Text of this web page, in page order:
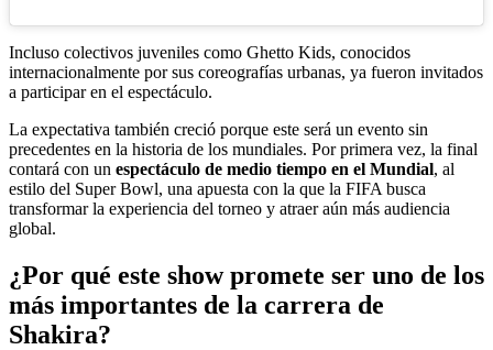
Incluso colectivos juveniles como Ghetto Kids, conocidos
internacionalmente por sus coreografías urbanas, ya fueron invitados
a participar en el espectáculo.
La expectativa también creció porque este será un evento sin
precedentes en la historia de los mundiales. Por primera vez, la final
contará con un espectáculo de medio tiempo en el Mundial, al
estilo del Super Bowl, una apuesta con la que la FIFA busca
transformar la experiencia del torneo y atraer aún más audiencia
global.
¿Por qué este show promete ser uno de los
más importantes de la carrera de
Shakira?